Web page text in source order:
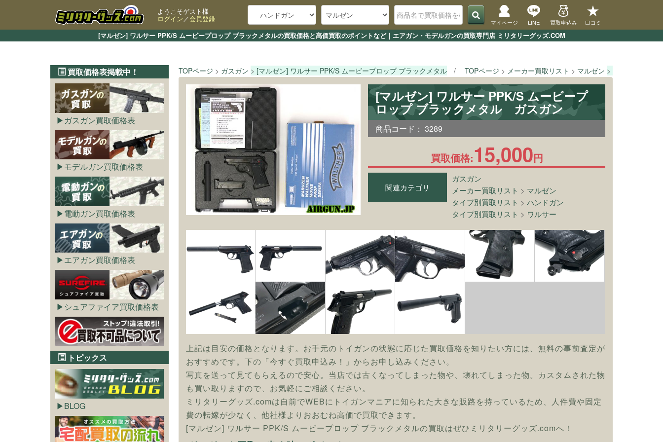
[マルゼン] ワルサー PPK/S ムービープロップ ブラックメタルの買取価格と高価買取のポイントなど｜エアガン・モデルガンの買取専門店 ミリタリーグッズ.COM
ようこそゲスト様
ログイン／会員登録 マイページ LINE 買取申込み 口コミ
TOPページ ガスガン [マルゼン] ワルサー PPK/S ムービープロップ ブラックメタル TOPページ メーカー買取リスト マルゼン
[マルゼン] ワルサー PPK/S ムービープ
ロップ ブラックメタル ガスガン
商品コード： 3289
買取価格:15,000円
関連カテゴリ
ガスガン
メーカー買取リスト > マルゼン
タイプ別買取リスト >ハンドガン
タイプ別買取リスト > ワルサー
上記は目安の価格となります。お手元のトイガンの状態に応じた買取価格を知りたい方には、無料の事前査定が
おすすめです。下の「今すぐ買取申込み！」からお申し込みください。
写真を送って見てもらえるので安心。当店では古くなってしまった物や、壊れてしまった物。カスタムされた物
も買い取りますので、お気軽にご相談ください。
ミリタリーグッズ.comは自前でWEBにトイガンマニアに知られた大きな販路を持っているため、人件費や固定
費の転嫁が少なく、他社様よりおおむね高価で買取できます。
[マルゼン] ワルサー PPK/S ムービープロップ ブラックメタルの買取はぜひミリタリーグッズ.comへ！
買取価格表掲載中！
ガスガン買取価格表
モデルガン買取価格表
電動ガン買取価格表
エアガン買取価格表
シュアファイア買取価格表
トピックス
BLOG